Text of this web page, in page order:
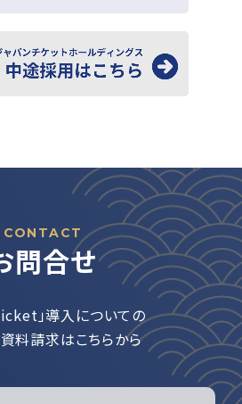
CONTACT
問合せ
」導入についての
料請求はこちらから